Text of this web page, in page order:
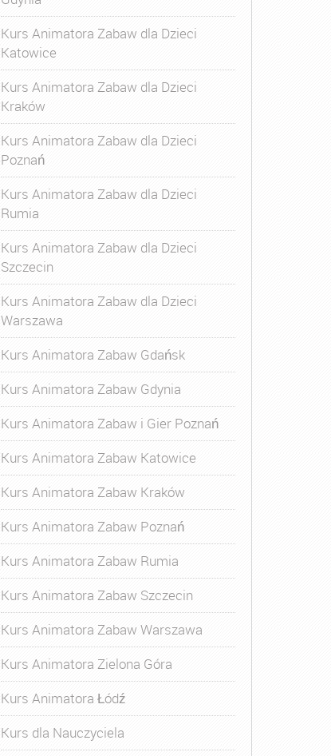
Kurs Animatora Zabaw dla Dzieci
Katowice
Kurs Animatora Zabaw dla Dzieci
Kraków
Kurs Animatora Zabaw dla Dzieci
Poznań
Kurs Animatora Zabaw dla Dzieci
Rumia
Kurs Animatora Zabaw dla Dzieci
Szczecin
Kurs Animatora Zabaw dla Dzieci
Warszawa
Kurs Animatora Zabaw Gdańsk
Kurs Animatora Zabaw Gdynia
Kurs Animatora Zabaw i Gier Poznań
Kurs Animatora Zabaw Katowice
Kurs Animatora Zabaw Kraków
Kurs Animatora Zabaw Poznań
Kurs Animatora Zabaw Rumia
Kurs Animatora Zabaw Szczecin
Kurs Animatora Zabaw Warszawa
Kurs Animatora Zielona Góra
Kurs Animatora Łódź
Kurs dla Nauczyciela